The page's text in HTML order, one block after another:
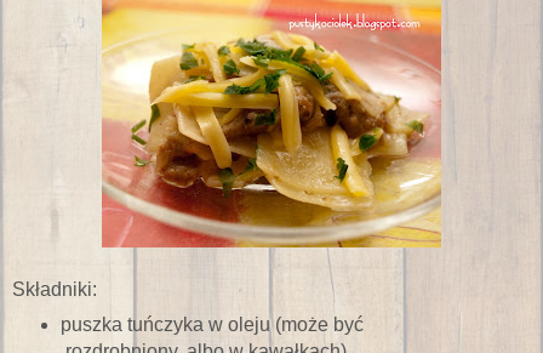
Składniki:
puszka tuńczyka w oleju (może być